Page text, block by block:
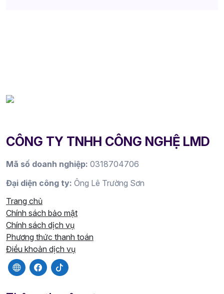
CÔNG TY TNHH CÔNG NGHỆ LMD
Mã số doanh nghiệp: 0318704706
Đại diện công ty: Ông Lê Trường Sơn
Trang chủ
Chính sách bảo mật
Chính sách dịch vụ
Phương thức thanh toán
Điều khoản dịch vụ